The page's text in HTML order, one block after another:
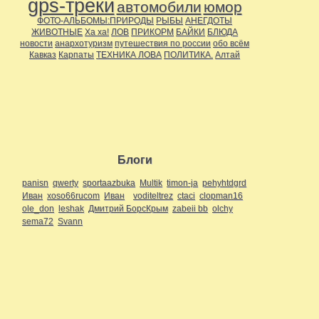
gps-треки автомобили юмор
ФОТО-АЛЬБОМЫ:ПРИРОДЫ РЫБЫ АНЕГДОТЫ
ЖИВОТНЫЕ Ха ха! ЛОВ ПРИКОРМ БАЙКИ БЛЮДА
новости анархотуризм путешествия по россии обо всём
Кавказ Карпаты ТЕХНИКА ЛОВА ПОЛИТИКА. Алтай
Блоги
panisn qwerty sportaazbuka Multik timon-ja pehyhtdgrd
Иван xoso66rucom Иван voditeltrez ctaci clopman16
ole_don leshak Дмитрий БорсКрым zabeii bb olchy
sema72 Svann